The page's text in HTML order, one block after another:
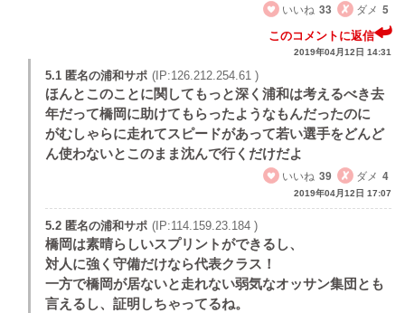
いいね 33 ダメ 5
このコメントに返信
2019年04月12日 14:31
5.1 匿名の浦和サポ (IP:126.212.254.61 )
ほんとこのことに関してもっと深く浦和は考えるべき去
年だって橋岡に助けてもらったようなもんだったのに
がむしゃらに走れてスピードがあって若い選手をどんど
ん使わないとこのまま沈んで行くだけだよ
いいね 39 ダメ 4
2019年04月12日 17:07
5.2 匿名の浦和サポ (IP:114.159.23.184 )
橋岡は素晴らしいスプリントができるし、
対人に強く守備だけなら代表クラス！
一方で橋岡が居ないと走れない弱気なオッサン集団とも
言えるし、証明しちゃってるね。